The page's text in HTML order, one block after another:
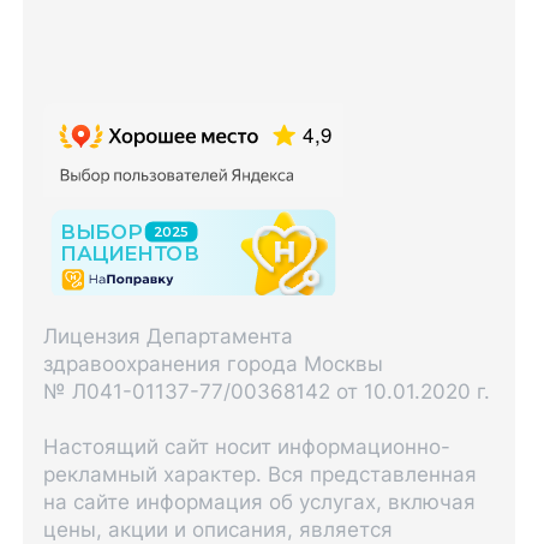
Лицензия Департамента
здравоохранения города Москвы
№ Л041-01137-77/00368142 от 10.01.2020 г.
Настоящий сайт носит информационно-
рекламный характер. Вся представленная
на сайте информация об услугах, включая
цены, акции и описания, является